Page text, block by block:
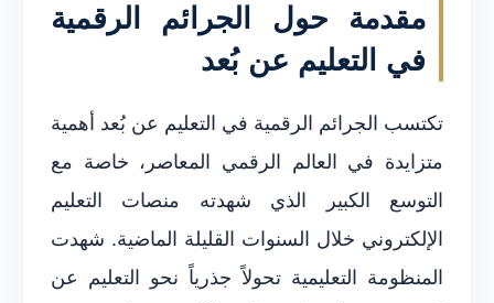
مقدمة حول الجرائم الرقمية
في التعليم عن بُعد
تكتسب الجرائم الرقمية في التعليم عن بُعد أهمية
متزايدة في العالم الرقمي المعاصر، خاصة مع
التوسع الكبير الذي شهدته منصات التعليم
الإلكتروني خلال السنوات القليلة الماضية. شهدت
المنظومة التعليمية تحولاً جذرياً نحو التعليم عن